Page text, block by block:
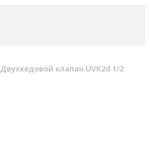
Двухходовой клапан UVK2d 1/2